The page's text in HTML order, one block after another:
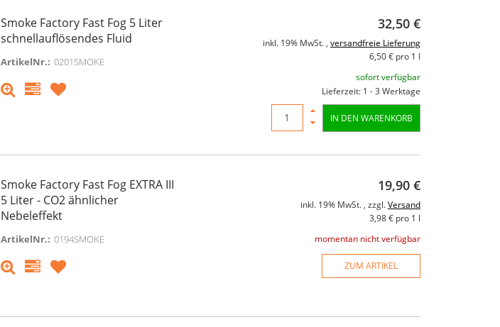
Smoke Factory Fast Fog 5 Liter
schnellauflösendes Fluid
ArtikelNr.: 0201SMOKE
32,50 €
inkl. 19% MwSt. , versandfreie Lieferung
6,50 € pro 1 l
sofort verfügbar
Lieferzeit: 1 - 3 Werktage
IN DEN WARENKORB
Smoke Factory Fast Fog EXTRA III
5 Liter - CO2 ähnlicher
Nebeleffekt
ArtikelNr.: 0194SMOKE
19,90 €
inkl. 19% MwSt. , zzgl. Versand
3,98 € pro 1 l
momentan nicht verfügbar
ZUM ARTIKEL